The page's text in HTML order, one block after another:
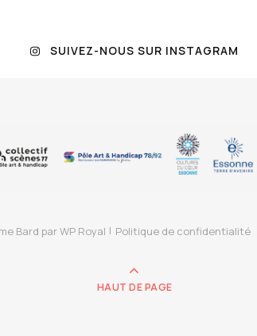
SUIVEZ-NOUS SUR INSTAGRAM
Bard parWP Royal Politique de confidentialité
HAUT DE PAGE